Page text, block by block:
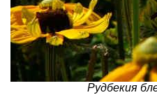
Рудбекия